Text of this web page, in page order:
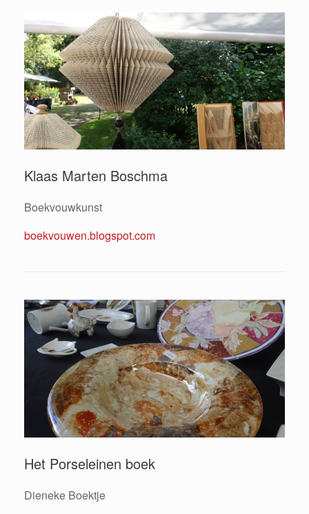
Klaas Marten Boschma
Boekvouwkunst
boekvouwen.blogspot.com
Het Porseleinen boek
Dieneke Boektje